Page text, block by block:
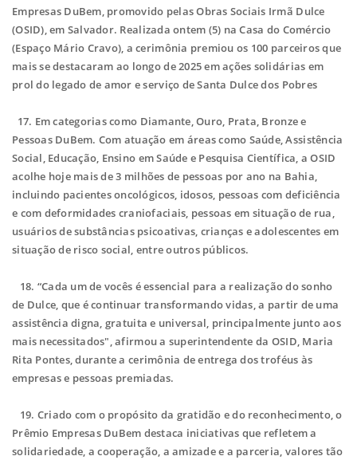
Empresas DuBem, promovido pelas Obras Sociais Irmã Dulce
(OSID), em Salvador. Realizada ontem (5) na Casa do Comércio
(Espaço Mário Cravo), a cerimônia premiou os 100 parceiros que
mais se destacaram ao longo de 2025 em ações solidárias em
prol do legado de amor e serviço de Santa Dulce dos Pobres
17. Em categorias como Diamante, Ouro, Prata, Bronze e
Pessoas DuBem. Com atuação em áreas como Saúde, Assistência
Social, Educação, Ensino em Saúde e Pesquisa Científica, a OSID
acolhe hoje mais de 3 milhões de pessoas por ano na Bahia,
incluindo pacientes oncológicos, idosos, pessoas com deficiência
e com deformidades craniofaciais, pessoas em situação de rua,
usuários de substâncias psicoativas, crianças e adolescentes em
situação de risco social, entre outros públicos.
18. “Cada um de vocês é essencial para a realização do sonho
de Dulce, que é continuar transformando vidas, a partir de uma
assistência digna, gratuita e universal, principalmente junto aos
mais necessitados", afirmou a superintendente da OSID, Maria
Rita Pontes, durante a cerimônia de entrega dos troféus às
empresas e pessoas premiadas.
19. Criado com o propósito da gratidão e do reconhecimento, o
Prêmio Empresas DuBem destaca iniciativas que refletem a
solidariedade, a cooperação, a amizade e a parceria, valores tão